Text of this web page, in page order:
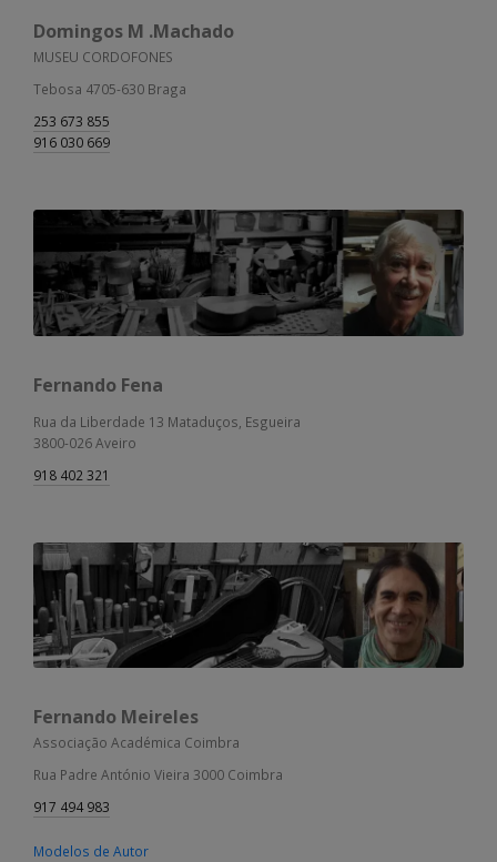
Domingos M .Machado
MUSEU CORDOFONES
Tebosa 4705-630 Braga
253 673 855
916 030 669
Fernando Fena
Rua da Liberdade 13 Mataduços, Esgueira
3800-026 Aveiro
918 402 321
Fernando Meireles
Associação Académica Coimbra
Rua Padre António Vieira 3000 Coimbra
917 494 983
Modelos de Autor